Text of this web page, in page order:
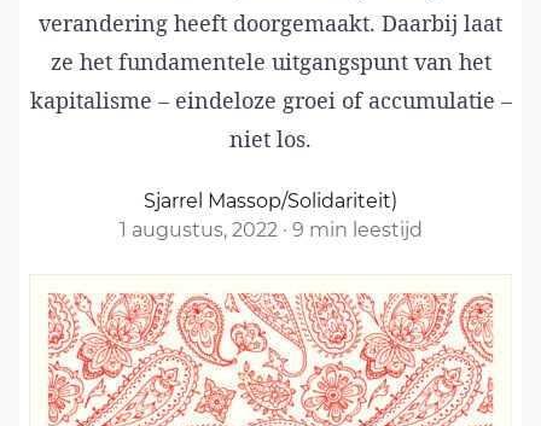
verandering heeft doorgemaakt. Daarbij laat
ze het fundamentele uitgangspunt van het
kapitalisme – eindeloze groei of accumulatie –
niet los.
Sjarrel Massop/Solidariteit)
1 augustus, 2022 · 9 min leestijd